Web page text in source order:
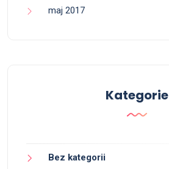
maj 2017
Kategorie
Bez kategorii